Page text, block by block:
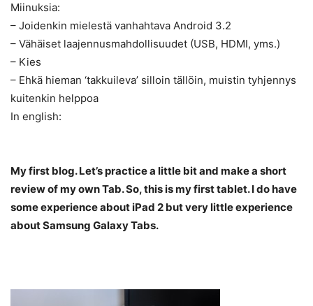
Miinuksia:
– Joidenkin mielestä vanhahtava Android 3.2
– Vähäiset laajennusmahdollisuudet (USB, HDMI, yms.)
– Kies
– Ehkä hieman ‘takkuileva’ silloin tällöin, muistin tyhjennys
kuitenkin helppoa
In english:
My first blog. Let’s practice a little bit and make a short
review of my own Tab. So, this is my first tablet. I do have
some experience about iPad 2 but very little experience
about Samsung Galaxy Tabs.